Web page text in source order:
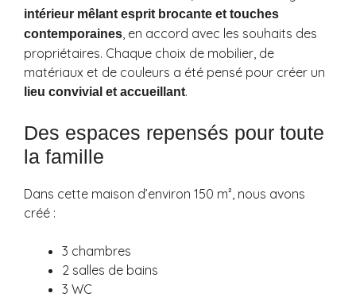
intérieur mêlant esprit brocante et touches
contemporaines, en accord avec les souhaits des
propriétaires. Chaque choix de mobilier, de
matériaux et de couleurs a été pensé pour créer un
lieu convivial et accueillant.
Des espaces repensés pour toute
la famille
Dans cette maison d’environ 150 m², nous avons
créé :
3 chambres
2 salles de bains
3 WC